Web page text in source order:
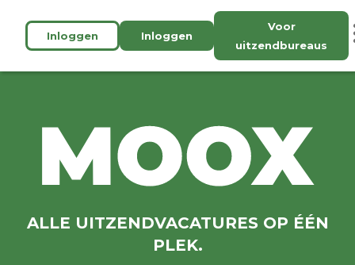
Inloggen Inloggen
Voor
uitzendbureaus
ALLE UITZENDVACATURES OP ÉÉN
PLEK.